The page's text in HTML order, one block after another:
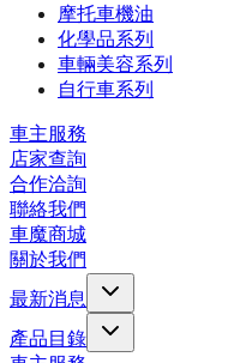
摩托車機油
化學品系列
車輛美容系列
自行車系列
車主服務
店家查詢
合作洽詢
聯絡我們
車魔商城
關於我們
最新消息
產品目錄